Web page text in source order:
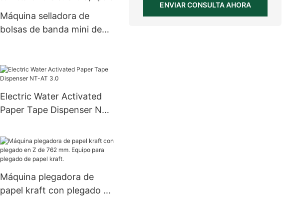
Máquina selladora de
bolsas de banda mini de
tamaño pequeño
Electric Water Activated
Paper Tape Dispenser NT-
Máquina plegadora de
papel kraft con plegado en
ENVIAR CONSULTA AHORA